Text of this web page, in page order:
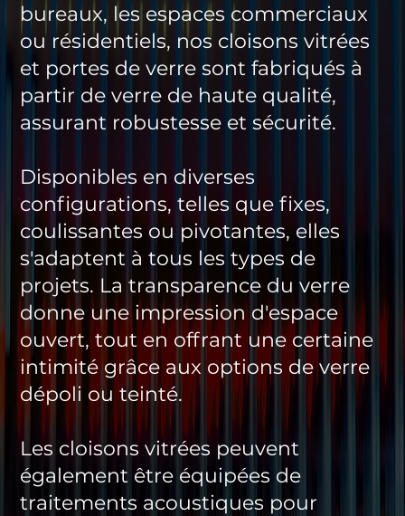
bureaux, les espaces commerciaux
ou résidentiels, nos cloisons vitrées
et portes de verre sont fabriqués à
partir de verre de haute qualité,
assurant robustesse et sécurité.
Disponibles en diverses
configurations, telles que fixes,
coulissantes ou pivotantes, elles
s'adaptent à tous les types de
projets. La transparence du verre
donne une impression d'espace
ouvert, tout en offrant une certaine
intimité grâce aux options de verre
dépoli ou teinté.
Les cloisons vitrées peuvent
également être équipées de
traitements acoustiques pour